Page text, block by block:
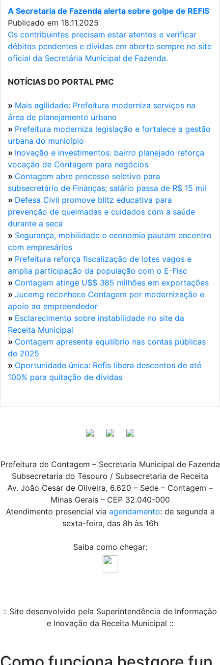
A Secretaria de Fazenda alerta sobre golpe de REFIS
Publicado em 18.11.2025
Os contribuintes precisam estar atentos e verificar
débitos pendentes e dívidas em aberto sempre no site
oficial da Secretária Municipal de Fazenda.
NOTÍCIAS DO PORTAL PMC
» Mais agilidade: Prefeitura moderniza serviços na
área de planejamento urbano
» Prefeitura moderniza legislação e fortalece a gestão
urbana do município
» Inovação e investimentos: bairro planejado reforça
vocação de Contagem para negócios
» Contagem abre processo seletivo para
subsecretário de Finanças; salário passa de R$ 15 mil
» Defesa Civil promove blitz educativa para
prevenção de queimadas e cuidados com a saúde
durante a seca
» Segurança, mobilidade e economia pautam encontro
com empresários
» Prefeitura reforça fiscalização de lotes vagos e
amplia participação da população com o E-Fisc
» Contagem atinge U$$ 385 milhões em exportações
» Jucemg reconhece Contagem por modernização e
apoio ao empreendedor
» Esclarecimento sobre instabilidade no site da
Receita Municipal
» Contagem apresenta equilíbrio nas contas públicas
de 2025
» Oportunidade única: Refis libera descontos de até
100% para quitação de dívidas
Prefeitura de Contagem – Secretaria Municipal de Fazenda
Subsecretaria do Tesouro / Subsecretaria de Receita
Av. João Cesar de Oliveira, 6.620 – Sede – Contagem –
Minas Gerais – CEP 32.040-000
Atendimento presencial via agendamento: de segunda a
sexta-feira, das 8h às 16h
Saiba como chegar:
:: Site desenvolvido pela Superintendência de Informação
e Inovação da Receita Municipal ::